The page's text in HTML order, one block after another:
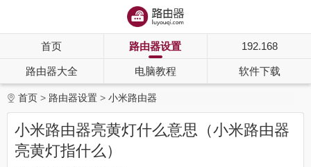
首页 路由器设置 192.168
路由器大全 电脑教程 软件下载
首页 路由器设置 小米路由器
小米路由器亮黄灯什么意思（小米路由器
亮黄灯指什么）